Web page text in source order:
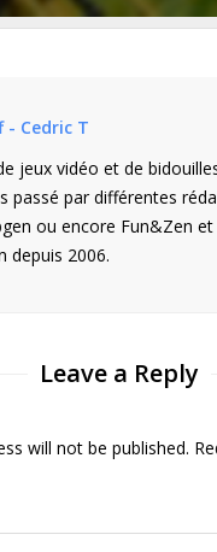
Cedric T
jeux vidéo et de
passé par différentes
ou encore Fun&Zen
depuis 2006.
Leave a Reply
will not be published.